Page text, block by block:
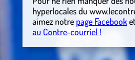
hyperlocalesdu
aimez notre page Facebooket
au Contre-courriel !